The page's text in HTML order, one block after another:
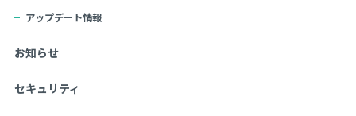
アップデート情報
お知らせ
セキュリティ